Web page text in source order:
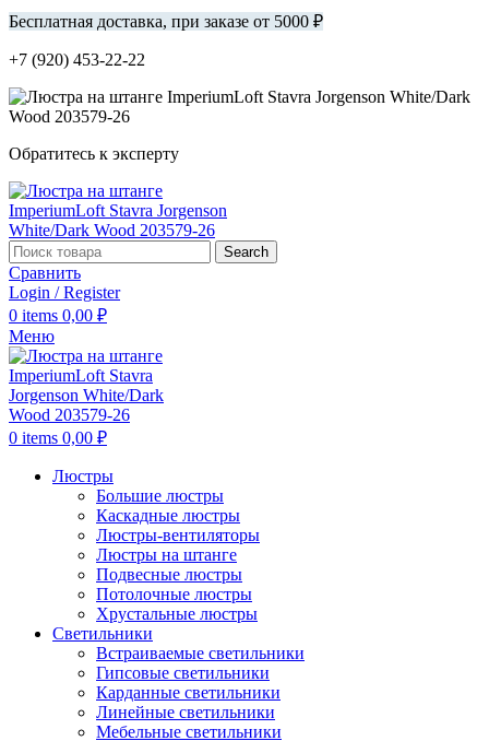
Бесплатная доставка, при заказе от 5000 ₽
+7 (920) 453-22-22
Обратитесь к эксперту
Search
Сравнить
Login / Register
0 items 0,00 ₽
Меню
0 items 0,00 ₽
Люстры
Большие люстры
Каскадные люстры
Люстры-вентиляторы
Люстры на штанге
Подвесные люстры
Потолочные люстры
Хрустальные люстры
Светильники
Встраиваемые светильники
Гипсовые светильники
Карданные светильники
Линейные светильники
Мебельные светильники